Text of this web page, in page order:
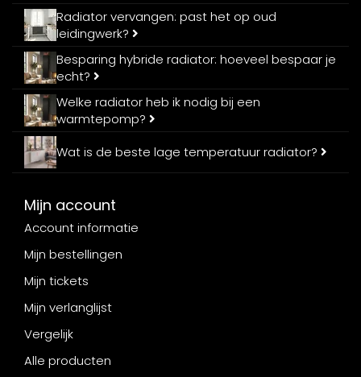
Radiator vervangen: past het op oud
leidingwerk?
Besparing hybride radiator: hoeveel bespaar je
echt?
Welke radiator heb ik nodig bij een
warmtepomp?
Wat is de beste lage temperatuur radiator?
Mijn account
Account informatie
Mijn bestellingen
Mijn tickets
Mijn verlanglijst
Vergelijk
Alle producten